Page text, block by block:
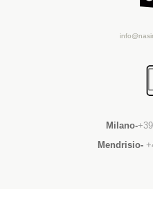
Milano-
Mendrisio-